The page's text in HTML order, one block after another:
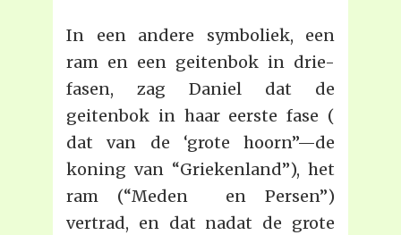
In een andere symboliek, een
ram en een geitenbok in drie-
fasen, zag Daniel dat de
geitenbok in haar eerste fase (
dat van de ‘grote hoorn”—de
koning van “Griekenland”), het
ram (“Meden en Persen”)
vertrad, en dat nadat de grote